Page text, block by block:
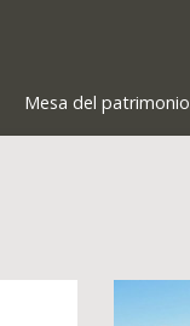
Mesa del patrimonio